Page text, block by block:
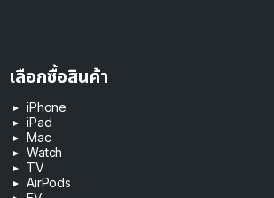
เลือกซื้อสินค้า
iPhone
iPad
Mac
Watch
TV
AirPods